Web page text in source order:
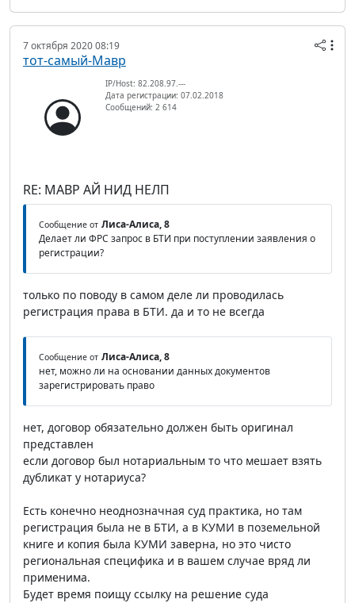
7 октября 2020 08:19
тот-самый-Мавр
IP/Host: 82.208.97.---
Дата регистрации: 07.02.2018
Сообщений: 2 614
RE: МАВР АЙ НИД НЕЛП
Сообщение от Лиса-Алиса, 8
Делает ли ФРС запрос в БТИ при поступлении заявления о
регистрации?
только по поводу в самом деле ли проводилась
регистрация права в БТИ. да и то не всегда
Сообщение от Лиса-Алиса, 8
нет, можно ли на основании данных документов
зарегистрировать право
нет, договор обязательно должен быть оригинал
представлен
если договор был нотариальным то что мешает взять
дубликат у нотариуса?
Есть конечно неоднозначная суд практика, но там
регистрация была не в БТИ, а в КУМИ в поземельной
книге и копия была КУМИ заверна, но это чисто
региональная специфика и в вашем случае вряд ли
применима.
Будет время поищу ссылку на решение суда